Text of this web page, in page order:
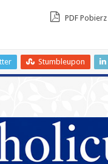
PDF
Stumbleupon